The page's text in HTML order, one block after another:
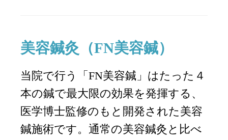
美容鍼灸（FN美容鍼）
当院で行う「FN美容鍼」はたった４
本の鍼で最大限の効果を発揮する、
医学博士監修のもと開発された美容
鍼施術です。通常の美容鍼灸と比べ